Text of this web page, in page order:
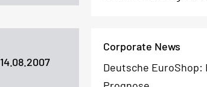
14.08.2007
Corporate News
Deutsche EuroShop: